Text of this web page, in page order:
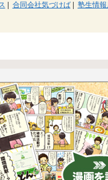
合同会社気づけば| 塾生情報